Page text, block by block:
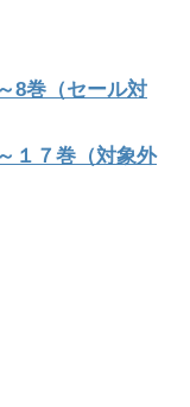
8巻（セール対
１７巻（対象外